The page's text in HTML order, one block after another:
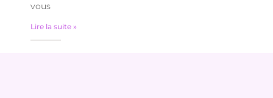
vous
Lire la suite »